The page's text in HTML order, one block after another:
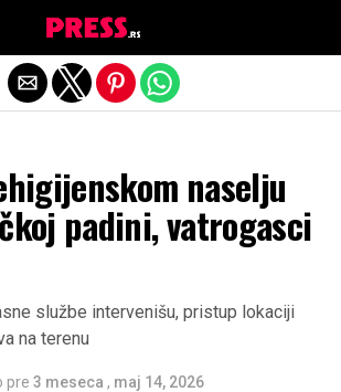
naselju
padini, vatrogasci
službe intervenišu, pristup lokaciji
na terenu
pre 3 meseca , maj 14, 2026
Exit mobile version